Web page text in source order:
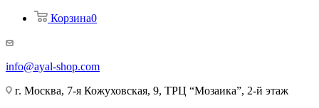
Корзина0
info@ayal-shop.com
г. Москва, 7-я Кожуховская, 9, ТРЦ “Мозаика”, 2-й этаж